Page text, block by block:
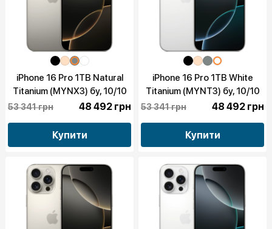
iPhone 16 Pro 1TB Natural
Titanium (MYNX3) бу, 10/10
53 341 грн 48 492 грн
Купити
iPhone 16 Pro 1TB White
Titanium (MYNT3) бу, 10/10
53 341 грн 48 492 грн
Купити